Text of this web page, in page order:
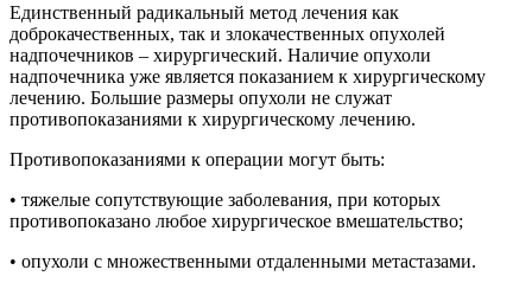
Единственный радикальный метод лечения как
доброкачественных, так и злокачественных опухолей
надпочечников – хирургический. Наличие опухоли
надпочечника уже является показанием к хирургическому
лечению. Большие размеры опухоли не служат
противопоказаниями к хирургическому лечению.
Противопоказаниями к операции могут быть:
• тяжелые сопутствующие заболевания, при которых
противопоказано любое хирургическое вмешательство;
• опухоли с множественными отдаленными метастазами.